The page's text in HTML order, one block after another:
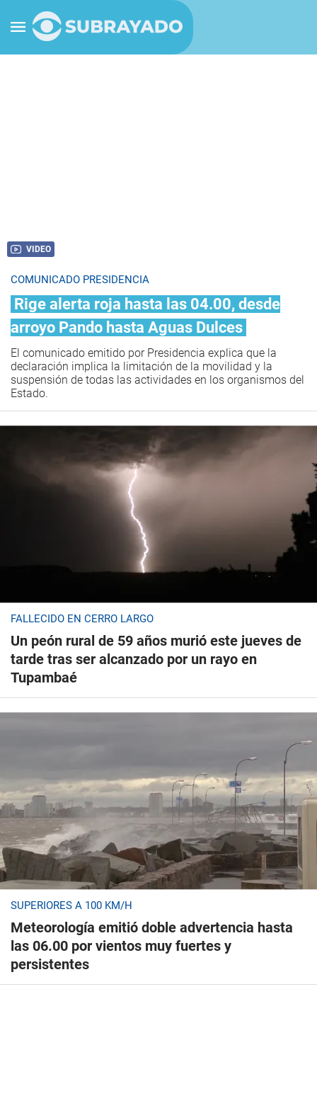
VIDEO
COMUNICADO PRESIDENCIA
Rige alerta roja hasta las 04.00, desde
arroyo Pando hasta Aguas Dulces
El comunicado emitido por Presidencia explica que la
declaración implica la limitación de la movilidad y la
suspensión de todas las actividades en los organismos del
Estado.
FALLECIDO EN CERRO LARGO
Un peón rural de 59 años murió este jueves de
tarde tras ser alcanzado por un rayo en
Tupambaé
SUPERIORES A 100 KM/H
Meteorología emitió doble advertencia hasta
las 06.00 por vientos muy fuertes y
persistentes